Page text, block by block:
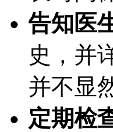
告知医
史，并
并不显
定期检